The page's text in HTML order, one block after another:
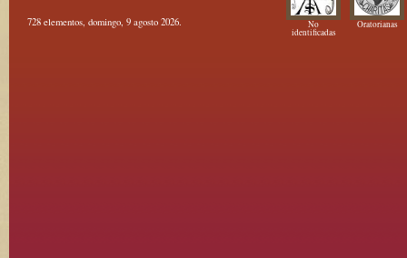
728 elementos, domingo, 9 agosto 2026. No
identificadas
Oratorianas